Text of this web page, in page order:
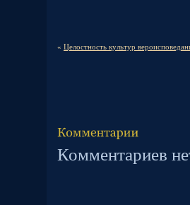
« Целостность культур
Комментариев